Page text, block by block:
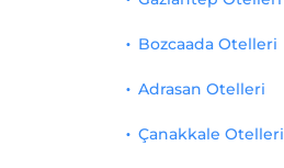
Bozcaada Otelleri
Adrasan Otelleri
Çanakkale Otelleri